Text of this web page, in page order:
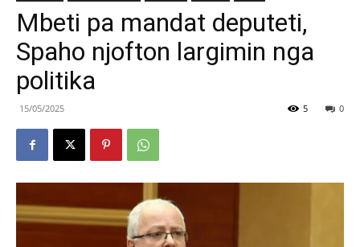
Mbeti pa mandat deputeti,
Spaho njofton largimin nga
politika
15/05/2025 0
5